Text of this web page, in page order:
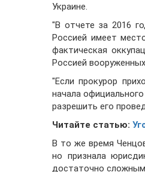
Украине.
"В отчете за 2016
Россией имеет
фактическая
Россией
"Если прокурор
начала
разрешить его
Читайте статью:
В то же время
но признала
достаточно